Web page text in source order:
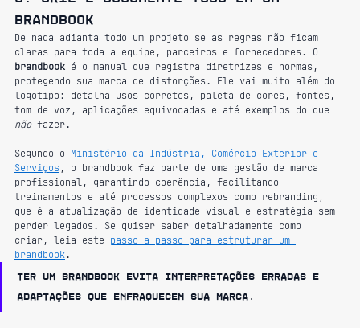
brandbook
De nada adianta todo um projeto se as regras não ficam
claras para toda a equipe, parceiros e fornecedores. O
brandbook é o manual que registra diretrizes e normas,
protegendo sua marca de distorções. Ele vai muito além do
logotipo: detalha usos corretos, paleta de cores, fontes,
tom de voz, aplicações equivocadas e até exemplos do que
não fazer.
Segundo o Ministério da Indústria, Comércio Exterior e
Serviços , o brandbook faz parte de uma gestão de marca
profissional, garantindo coerência, facilitando
treinamentos e até processos complexos como rebranding,
que é a atualização de identidade visual e estratégia sem
perder legados. Se quiser saber detalhadamente como
criar, leia este passo a passo para estruturar um
brandbook.
Ter um brandbook evita interpretações erradas e
adaptações que enfraquecem sua marca.